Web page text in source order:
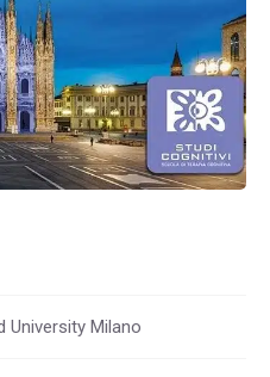
University Milano